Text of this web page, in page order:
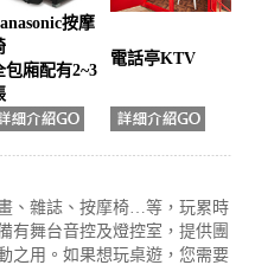
按摩
包廂配有2~3
電話亭KTV
、雜誌、按摩椅…等，玩累時
有舞台音控及燈控室，提供團
之用。如果想玩桌遊，您需要